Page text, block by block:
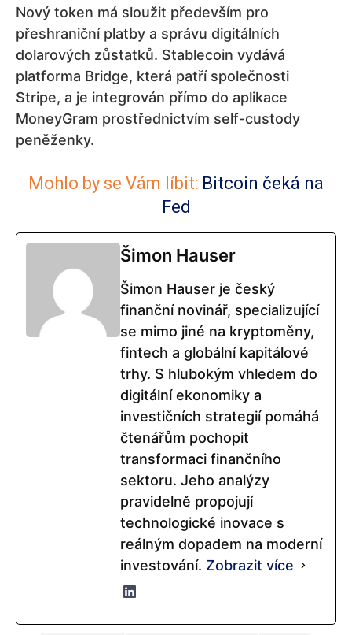
Nový token má sloužit především pro
přeshraniční platby a správu digitálních
dolarových zůstatků. Stablecoin vydává
platforma Bridge, která patří společnosti
Stripe, a je integrován přímo do aplikace
MoneyGram prostřednictvím self-custody
peněženky.
Mohlo by se Vám líbit: Bitcoin čeká na
Fed
Šimon Hauser
Šimon Hauser je český
finanční novinář, specializující
se mimo jiné na kryptoměny,
fintech a globální kapitálové
trhy. S hlubokým vhledem do
digitální ekonomiky a
investičních strategií pomáhá
čtenářům pochopit
transformaci finančního
sektoru. Jeho analýzy
pravidelně propojují
technologické inovace s
reálným dopadem na moderní
investování. Zobrazit více